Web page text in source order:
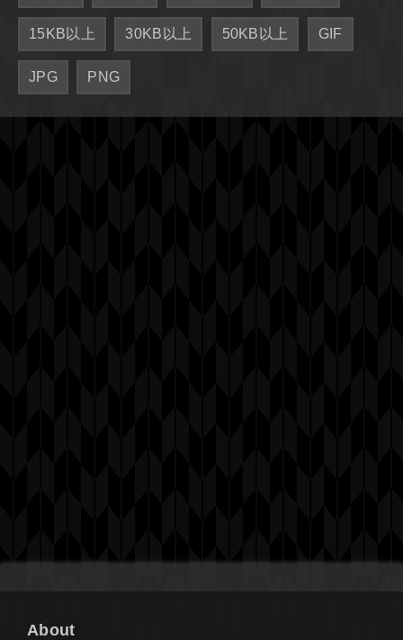
15KB以上 30KB以上 50KB以上 GIF
JPG PNG
About